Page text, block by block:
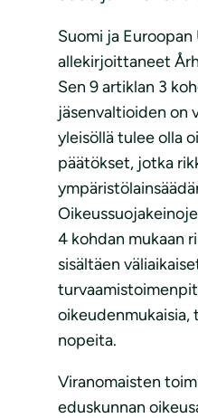
Suomi ja
allekirjoittaneet
Sen 9 artiklan 3
jäsenvaltioiden on
yleisöllä tulee olla
päätökset, jotka
4 kohdan mukaan
sisältäen
oikeudenmukaisia,
nopeita.
Viranomaisten
eduskunnan